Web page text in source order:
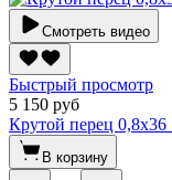
Смотреть видео
Быстрый просмотр
5 150 руб
Крутой перец 0,8х36
В корзину